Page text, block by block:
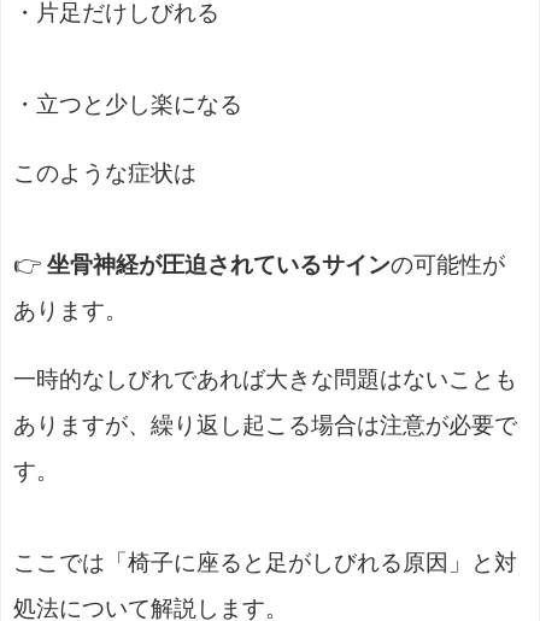
・片足だけしびれる
・立つと少し楽になる
このような症状は
👉 坐骨神経が圧迫されているサインの可能性が
あります。
一時的なしびれであれば大きな問題はないことも
ありますが、繰り返し起こる場合は注意が必要で
す。
ここでは「椅子に座ると足がしびれる原因」と対
処法について解説します。